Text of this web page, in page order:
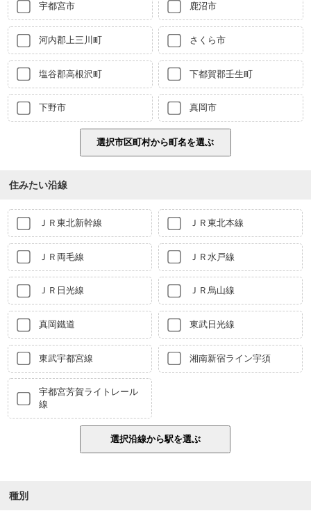
宇都宮市 鹿沼市
河内郡上三川町 さくら市
塩谷郡高根沢町 下都賀郡壬生町
下野市 真岡市
住みたい沿線
ＪＲ東北新幹線 ＪＲ東北本線
ＪＲ両毛線 ＪＲ水戸線
ＪＲ日光線 ＪＲ烏山線
真岡鐵道 東武日光線
東武宇都宮線 湘南新宿ライン宇須
宇都宮芳賀ライトレール
線
種別